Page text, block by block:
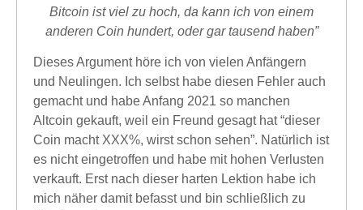
Bitcoin ist viel zu hoch, da kann ich von einem
anderen Coin hundert, oder gar tausend haben”
Dieses Argument höre ich von vielen Anfängern
und Neulingen. Ich selbst habe diesen Fehler auch
gemacht und habe Anfang 2021 so manchen
Altcoin gekauft, weil ein Freund gesagt hat “dieser
Coin macht XXX%, wirst schon sehen”. Natürlich ist
es nicht eingetroffen und habe mit hohen Verlusten
verkauft. Erst nach dieser harten Lektion habe ich
mich näher damit befasst und bin schließlich zu